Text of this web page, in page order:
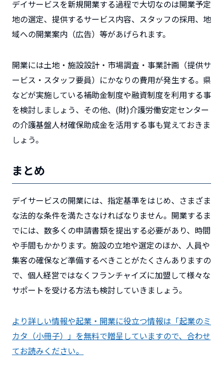
デイサービスを新規開業する過程で大切なのは開業予定
地の選定、提供するサービス内容、スタッフの採用、地
域への開業案内（広告）等があげられます。
開業には土地・施設設計・市場調査・事業計画（提供サ
ービス・スタッフ要員）にかなりの費用が発生する。県
などが実施している補助金制度や融資制度を利用する事
を検討しましょう、その他、(財)介護労働安定センター
の介護基盤人材確保助成金を活用する事も覚えておきま
しょう。
まとめ
デイサービスの開業には、指定基準をはじめ、さまざま
な法的な条件を満たさなければなりません。開業するま
でには、数多くの申請書類を提出する必要があり、時間
や手間もかかります。施設の立地や選定のほか、人員や
集客の確保など準備するべきことがたくさんありますの
で、個人経営ではなくフランチャイズに加盟して様々な
サポートを受ける方法も検討していきましょう。
より詳しい情報や起業・開業に役立つ情報は「起業のミ
カタ（小冊子）」を無料で贈呈していますので、合わせ
てお読みください。